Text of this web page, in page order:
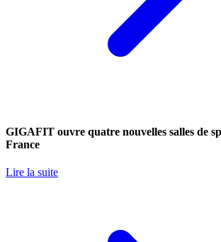
GIGAFIT ouvre quatre nouvelles salles de
France
Lire la suite